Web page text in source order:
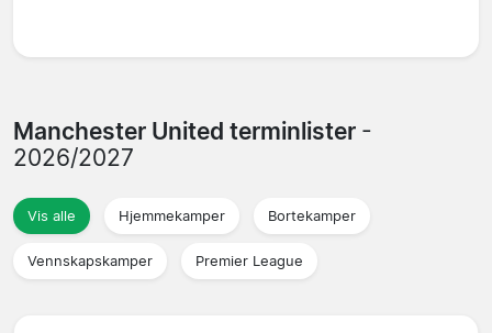
Manchester United terminlister -
2026/2027
Vis alle Hjemmekamper Bortekamper
Vennskapskamper Premier League